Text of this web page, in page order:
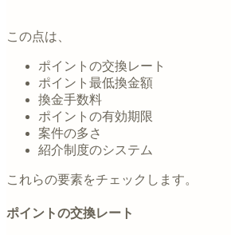
この点は、
ポイントの交換レート
ポイント最低換金額
換金手数料
ポイントの有効期限
案件の多さ
紹介制度のシステム
これらの要素をチェックします。
ポイントの交換レート